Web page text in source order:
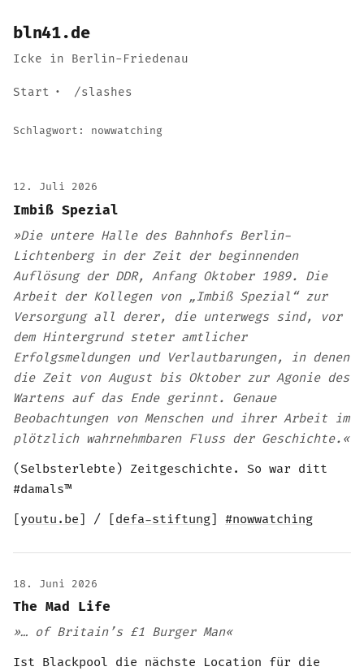
bln41.de
Icke in Berlin-Friedenau
Start /slashes
Schlagwort: nowwatching
12. Juli 2026
Imbiß Spezial
»Die untere Halle des Bahnhofs Berlin-
Lichtenberg in der Zeit der beginnenden
Auflösung der DDR, Anfang Oktober 1989. Die
Arbeit der Kollegen von „Imbiß Spezial“ zur
Versorgung all derer, die unterwegs sind, vor
dem Hintergrund steter amtlicher
Erfolgsmeldungen und Verlautbarungen, in denen
die Zeit von August bis Oktober zur Agonie des
Wartens auf das Ende gerinnt. Genaue
Beobachtungen von Menschen und ihrer Arbeit im
plötzlich wahrnehmbaren Fluss der Geschichte.«
(Selbsterlebte) Zeitgeschichte. So war ditt
#damals™️
[youtu.be] / [defa-stiftung] #nowwatching
18. Juni 2026
The Mad Life
»… of Britain’s £1 Burger Man«
Ist Blackpool die nächste Location für die